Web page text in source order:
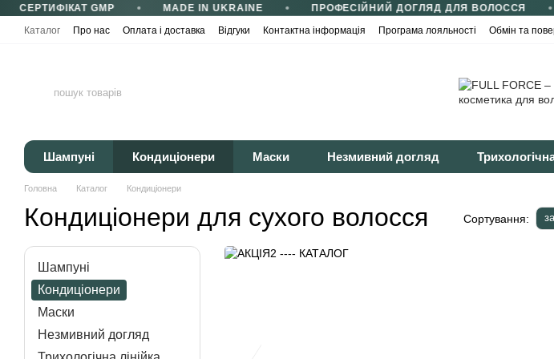
Перейти до основного контенту
СЕРТИФІКАТ GMP MADE IN UKRAINE ПРОФЕСІЙНИЙ ДОГЛЯД ДЛЯ ВОЛОССЯ
Каталог
Про нас Оплата і доставка Відгуки Контактна інформація Програма лояльності Обмін та
Шампуні Кондиціонери Маски Незмивний догляд
Головна Каталог Кондиціонери
Кондиціонери для сухого волосся Сортування:
Шампуні
Кондиціонери
Маски
Незмивний догляд